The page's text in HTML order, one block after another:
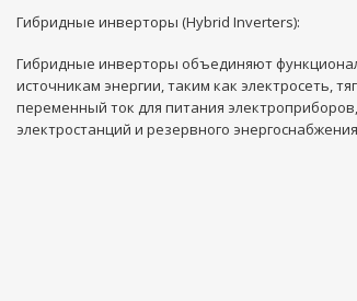
Гибридные инверторы (Hybrid Inverters):
Гибридные инверторы объединяют
источникам энергии, таким как электросеть,
переменный ток для питания
электростанций и резервного